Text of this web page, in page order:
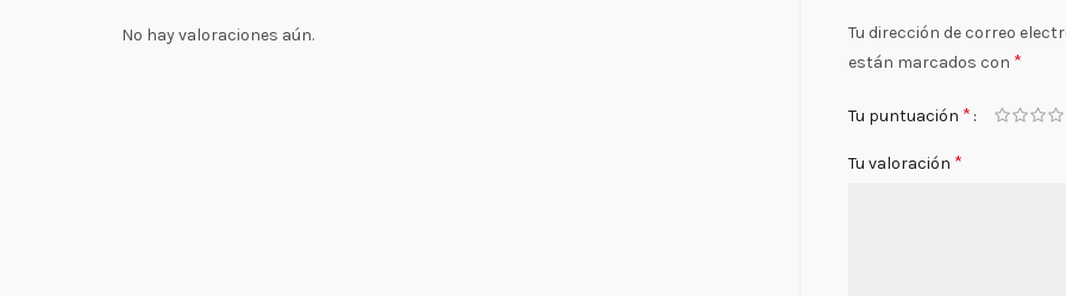
No hay valoraciones aún. Tu dirección de correo
están marcados con *
Tu puntuación *
Tu valoración *